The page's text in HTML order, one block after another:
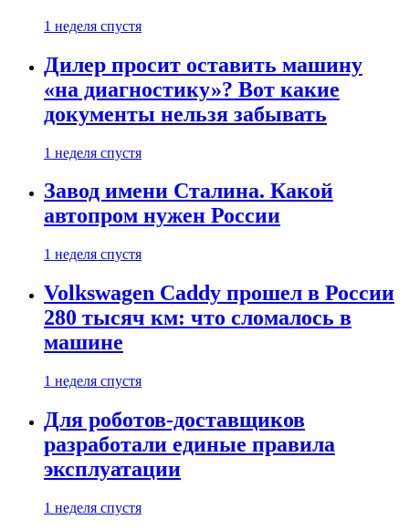
1 неделя спустя
Дилер просит оставить машину
«на диагностику»? Вот какие
документы нельзя забывать
1 неделя спустя
Завод имени Сталина. Какой
автопром нужен России
1 неделя спустя
Volkswagen Caddy прошел в России
280 тысяч км: что сломалось в
машине
1 неделя спустя
Для роботов-доставщиков
разработали единые правила
эксплуатации
1 неделя спустя